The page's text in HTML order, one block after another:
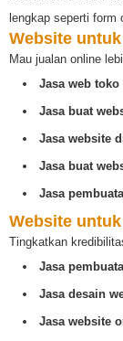
lengkap seperti form
Website
Mau jualan online
Jasa web
Jasa buat
Jasa website
Jasa buat
Jasa
Website
Tingkatkan
Jasa
Jasa desain
Jasa website